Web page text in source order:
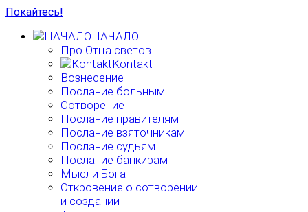
Покайтесь!
НАЧАЛО
Про Отца светов
Kontakt
Вознесение
Послание больным
Сотворение
Послание правителям
Послание взяточникам
Послание судьям
Послание банкирам
Мысли Бога
Откровение о сотворении
и создании